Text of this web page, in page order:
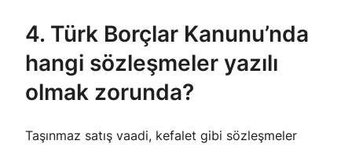
4. Türk Borçlar Kanunu’nda
hangi sözleşmeler yazılı
olmak zorunda?
Taşınmaz satış vaadi, kefalet gibi sözleşmeler